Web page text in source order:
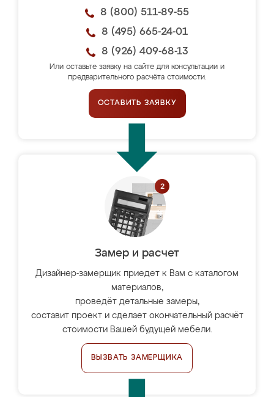
8 (800) 511-89-55
8 (495) 665-24-01
8 (926) 409-68-13
Или оставьте заявку на сайте для консультации и
предварительного расчёта стоимости.
ОСТАВИТЬ ЗАЯВКУ
Замер и расчет
Дизайнер-замерщик приедет к Вам с каталогом
материалов,
проведёт детальные замеры,
составит проект и сделает окончательный расчёт
стоимости Вашей будущей мебели.
ВЫЗВАТЬ ЗАМЕРЩИКА